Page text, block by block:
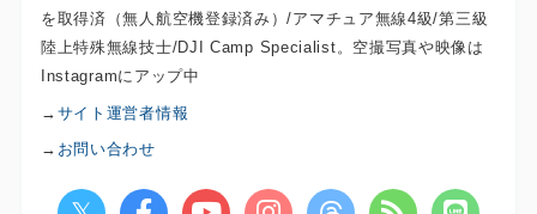
を取得済（無人航空機登録済み）/アマチュア無線4級/第三級
陸上特殊無線技士/DJI Camp Specialist。空撮写真や映像は
Instagramにアップ中
→ サイト運営者情報
→ お問い合わせ